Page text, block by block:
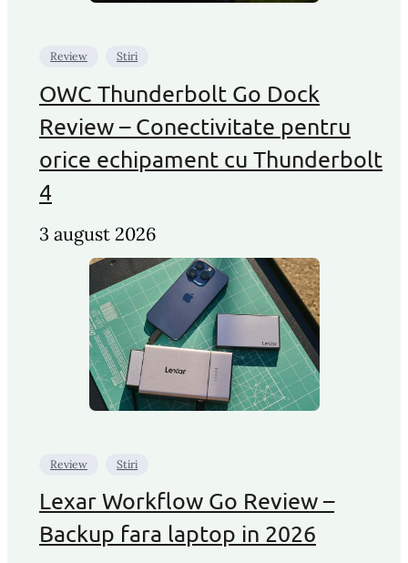
Review Stiri
OWC Thunderbolt Go Dock
Review – Conectivitate pentru
orice echipament cu Thunderbolt
4
3 august 2026
Review Stiri
Lexar Workflow Go Review –
Backup fara laptop in 2026